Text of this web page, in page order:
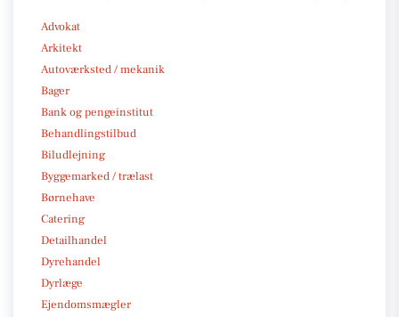
Advokat
Arkitekt
Autoværksted / mekanik
Bager
Bank og pengeinstitut
Behandlingstilbud
Biludlejning
Byggemarked / trælast
Børnehave
Catering
Detailhandel
Dyrehandel
Dyrlæge
Ejendomsmægler